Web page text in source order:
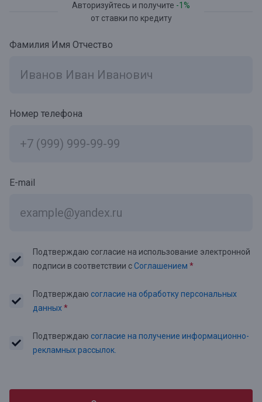
Авторизуйтесь и получите -1%
от ставки по кредиту
Фамилия Имя Отчество
Номер телефона
E-mail
Подтверждаю согласие на использование электронной
подписи в соответствии сСоглашением *
Подтверждаю согласие на обработку персональных
данных*
Подтверждаю согласие на получение информационно-
рекламных рассылок.